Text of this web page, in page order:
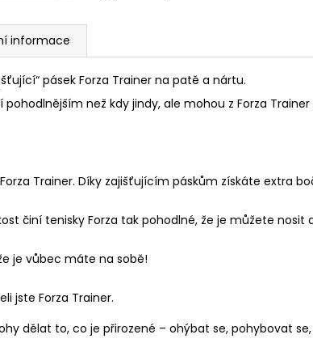
informace
pásek Forza Trainer na patě a nártu.
než kdy jindy, ale mohou z Forza
Trainer. Díky zajišťujícím páskům získáte extra
činí tenisky Forza tak pohodlné, že je můžete nosit
je vůbec máte na sobě!
jste Forza Trainer.
dělat to, co je přirozené – ohýbat se, pohybovat